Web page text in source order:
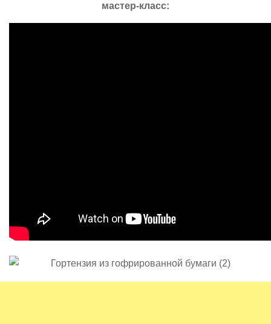
мастер-класс: